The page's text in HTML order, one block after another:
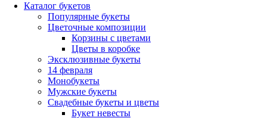
Каталог букетов
Популярные букеты
Цветочные композиции
Корзины с цветами
Цветы в коробке
Эксклюзивные букеты
14 февраля
Монобукеты
Мужские букеты
Свадебные букеты и цветы
Букет невесты